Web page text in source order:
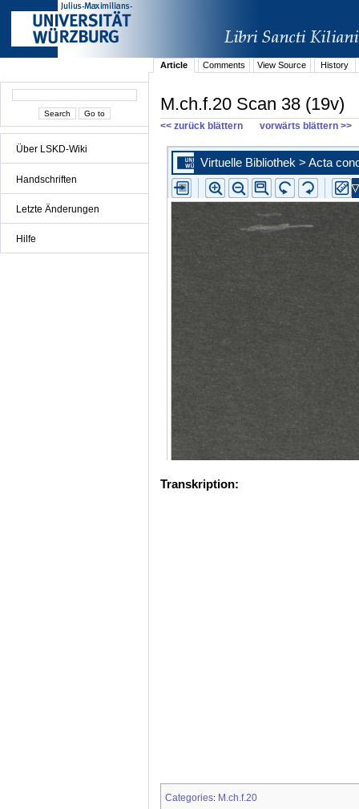
Über LSKD-Wiki
Handschriften
Letzte Änderungen
Hilfe
Article Comments View Source History
M.ch.f.20 Scan 38 (19v)
<< zurück blättern vorwärts blättern >>
Transkription:
Categories: M.ch.f.20